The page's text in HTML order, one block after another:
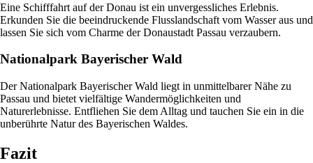
Eine Schifffahrt auf der Donau ist ein unvergessliches Erlebnis.
Erkunden Sie die beeindruckende Flusslandschaft vom Wasser aus und
lassen Sie sich vom Charme der Donaustadt Passau verzaubern.
Nationalpark Bayerischer Wald
Der Nationalpark Bayerischer Wald liegt in unmittelbarer Nähe zu
Passau und bietet vielfältige Wandermöglichkeiten und
Naturerlebnisse. Entfliehen Sie dem Alltag und tauchen Sie ein in die
unberührte Natur des Bayerischen Waldes.
Fazit